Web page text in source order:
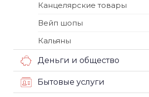
Канцелярские товары
Вейп шопы
Кальяны
Деньги и общество
Бытовые услуги